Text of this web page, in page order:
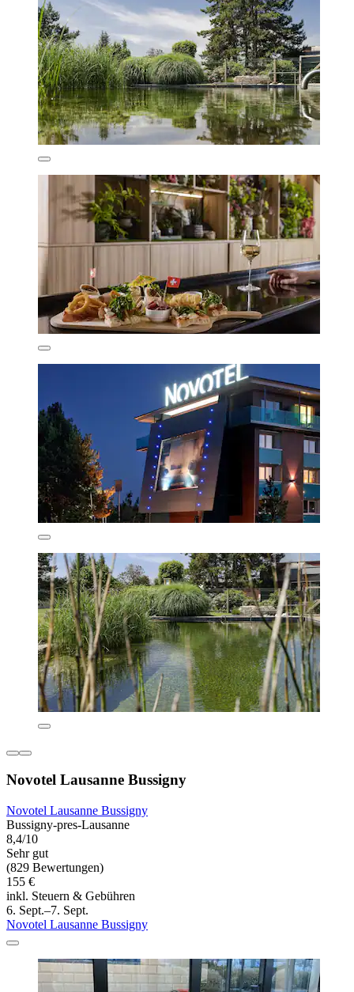
Novotel Lausanne Bussigny
Novotel Lausanne Bussigny
Bussigny-pres-Lausanne
8,4/10
Sehr gut
(829 Bewertungen)
155 €
inkl. Steuern & Gebühren
6. Sept.–7. Sept.
Novotel Lausanne Bussigny